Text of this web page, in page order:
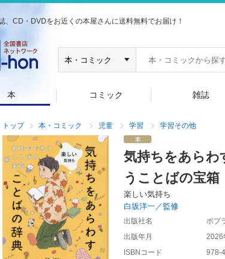
、CD・DVDをお近くの本屋さんに送料無料でお届け！
本 コミック 雑誌
トップ 本・コミック 児童 学習 学習その他
気持ちをあら
うことばの宝
楽しい気持ち
白坂洋一／監修
出版社名
ポプ
出版年月
2026
ISBNコード
978-